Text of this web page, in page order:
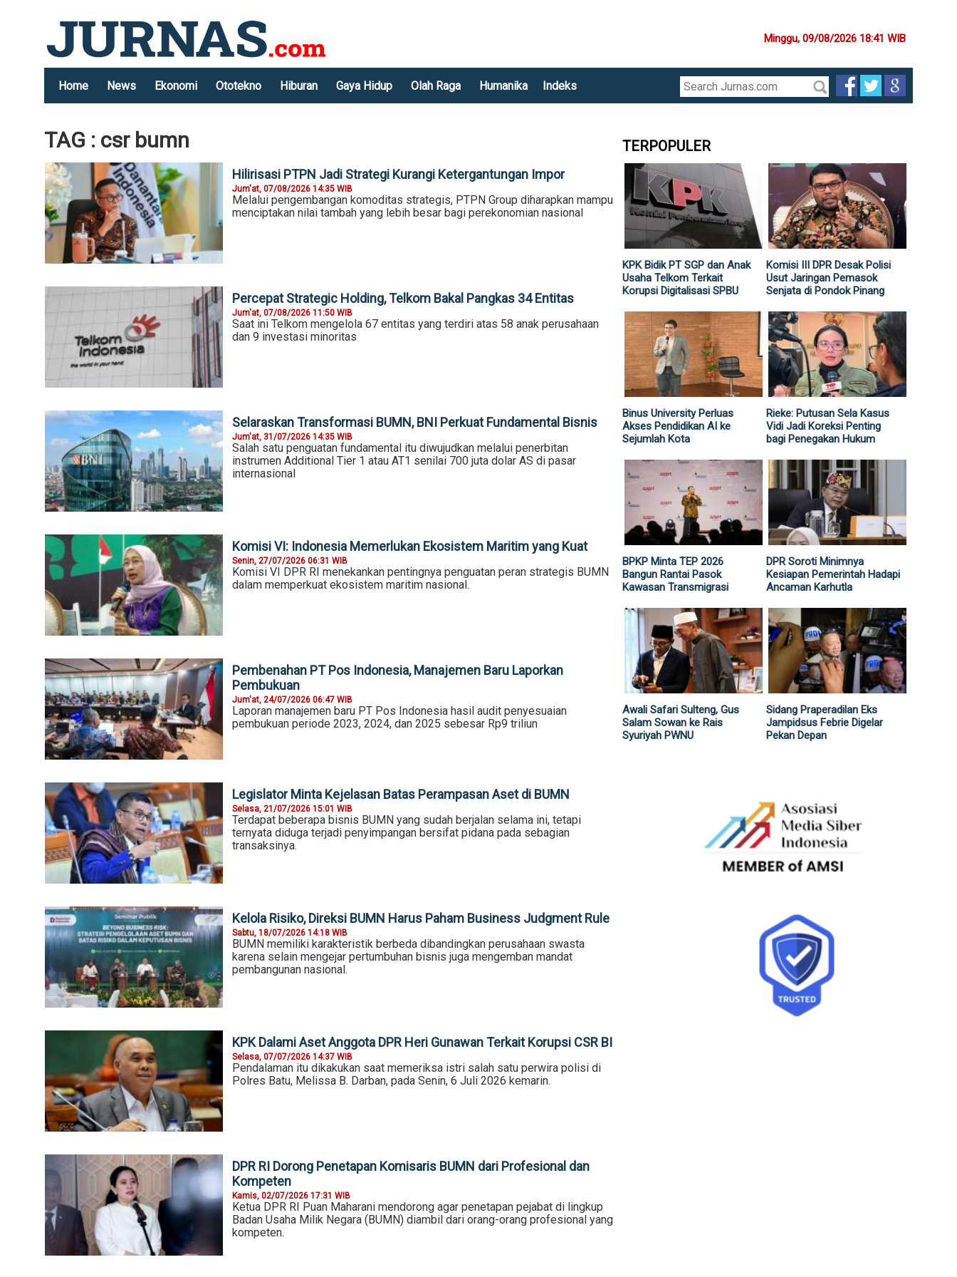
Minggu, 09/08/2026 18:41 WIB
Home News Ekonomi Ototekno Hiburan Gaya Hidup Olah Raga Humanika Indeks
TAG : csr bumn
Hilirisasi PTPN Jadi Strategi Kurangi Ketergantungan Impor
Jum'at, 07/08/2026 14:35 WIB
Melalui pengembangan komoditas strategis, PTPN Group diharapkan mampu
menciptakan nilai tambah yang lebih besar bagi perekonomian nasional
Percepat Strategic Holding, Telkom Bakal Pangkas 34 Entitas
Jum'at, 07/08/2026 11:50 WIB
Saat ini Telkom mengelola 67 entitas yang terdiri atas 58 anak perusahaan
dan 9 investasi minoritas
Selaraskan Transformasi BUMN, BNI Perkuat Fundamental Bisnis
Jum'at, 31/07/2026 14:35 WIB
Salah satu penguatan fundamental itu diwujudkan melalui penerbitan
instrumen Additional Tier 1 atau AT1 senilai 700 juta dolar AS di pasar
internasional
Komisi VI: Indonesia Memerlukan Ekosistem Maritim yang Kuat
Senin, 27/07/2026 06:31 WIB
Komisi VI DPR RI menekankan pentingnya penguatan peran strategis BUMN
dalam memperkuat ekosistem maritim nasional.
Pembenahan PT Pos Indonesia, Manajemen Baru Laporkan
Pembukuan
Jum'at, 24/07/2026 06:47 WIB
Laporan manajemen baru PT Pos Indonesia hasil audit penyesuaian
pembukuan periode 2023, 2024, dan 2025 sebesar Rp9 triliun
Legislator Minta Kejelasan Batas Perampasan Aset di BUMN
Selasa, 21/07/2026 15:01 WIB
Terdapat beberapa bisnis BUMN yang sudah berjalan selama ini, tetapi
ternyata diduga terjadi penyimpangan bersifat pidana pada sebagian
transaksinya.
Kelola Risiko, Direksi BUMN Harus Paham Business Judgment Rule
Sabtu, 18/07/2026 14:18 WIB
BUMN memiliki karakteristik berbeda dibandingkan perusahaan swasta
karena selain mengejar pertumbuhan bisnis juga mengemban mandat
pembangunan nasional.
KPK Dalami Aset Anggota DPR Heri Gunawan Terkait Korupsi CSR BI
Selasa, 07/07/2026 14:37 WIB
Pendalaman itu dikakukan saat memeriksa istri salah satu perwira polisi di
Polres Batu, Melissa B. Darban, pada Senin, 6 Juli 2026 kemarin.
DPR RI Dorong Penetapan Komisaris BUMN dari Profesional dan
Kompeten
Kamis, 02/07/2026 17:31 WIB
Ketua DPR RI Puan Maharani mendorong agar penetapan pejabat di lingkup
Badan Usaha Milik Negara (BUMN) diambil dari orang-orang profesional yang
kompeten.
TERPOPULER
KPK Bidik PT SGP dan Anak
Usaha Telkom Terkait
Korupsi Digitalisasi SPBU
Komisi III DPR Desak Polisi
Usut Jaringan Pemasok
Senjata di Pondok Pinang
Binus University Perluas
Akses Pendidikan AI ke
Sejumlah Kota
Rieke: Putusan Sela Kasus
Vidi Jadi Koreksi Penting
bagi Penegakan Hukum
BPKP Minta TEP 2026
Bangun Rantai Pasok
Kawasan Transmigrasi
DPR Soroti Minimnya
Kesiapan Pemerintah Hadapi
Ancaman Karhutla
Awali Safari Sulteng, Gus
Salam Sowan ke Rais
Syuriyah PWNU
Sidang Praperadilan Eks
Jampidsus Febrie Digelar
Pekan Depan